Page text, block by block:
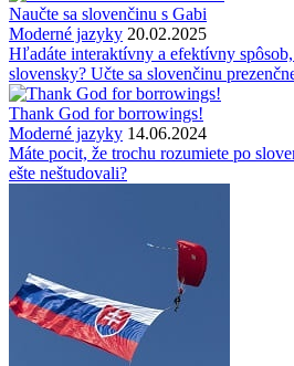
Naučte sa slovenčinu s Gabi
Moderné jazyky 20.02.2025
Hľadáte interaktívny a efektívny
slovensky? Učte sa slovenčinu
Thank God for borrowings!
Moderné jazyky 14.06.2024
Máte pocit, že trochu rozumiete po
ešte neštudovali?